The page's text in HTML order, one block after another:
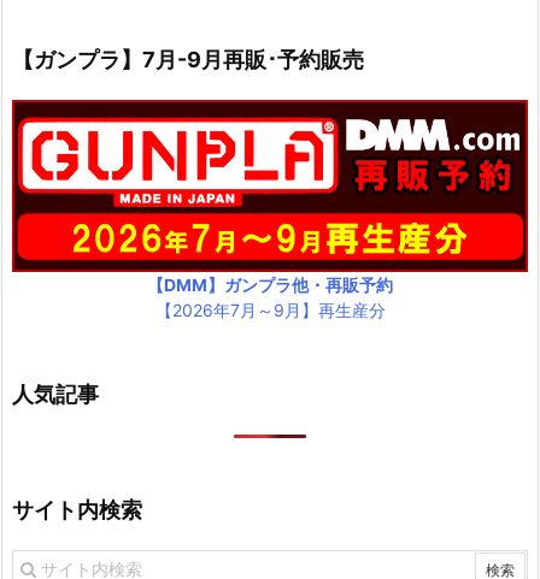
【ガンプラ】7月-9月再販･予約販売
【DMM】ガンプラ他・再販予約
【2026年7月～9月】再生産分
人気記事
サイト内検索